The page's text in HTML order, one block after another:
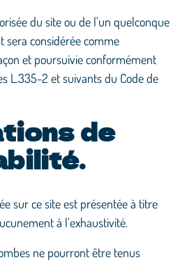
du site ou de l'un quelconque
sera considérée comme
et poursuivie conformément
L.335-2 et suivants du Code de
de
sur ce site est présentée à titre
à l’exhaustivité.
ne pourront être tenus